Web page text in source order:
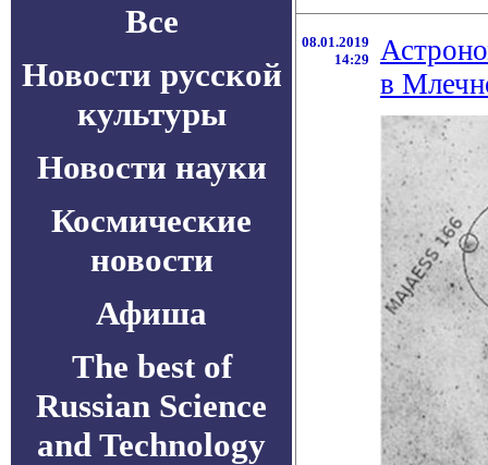
Все
Новости русской
культуры
Новости науки
Космические
новости
Афиша
The best of
Russian Science
and Technology
08.01.2019
14:29
в